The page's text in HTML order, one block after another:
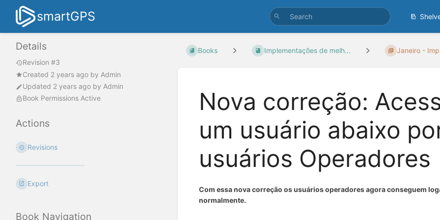
smartGPS
Details
Revision #3
Created 2 years ago by Admin
Updated 2 years ago by Admin
Book Permissions Active
Actions
Revisions
Export
Book Navigation
Books Implementações de melh... Janeiro -
Nova correção:
um usuário abaixo
usuários Operadores
Com essa nova correção os usuários operadores agora conseguem
normalmente.